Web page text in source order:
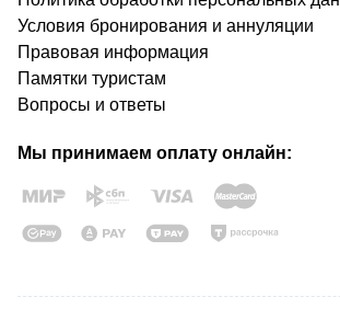
Условия бронирования и аннуляции
Правовая информация
Памятки туристам
Вопросы и ответы
Мы принимаем оплату онлайн: